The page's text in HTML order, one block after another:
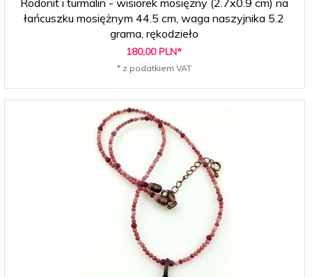
Rodonit i turmalin - wisiorek mosiężny (2.7x0.9 cm) na
łańcuszku mosiężnym 44.5 cm, waga naszyjnika 5.2
grama, rękodzieło
180,00 PLN*
* z podatkiem VAT